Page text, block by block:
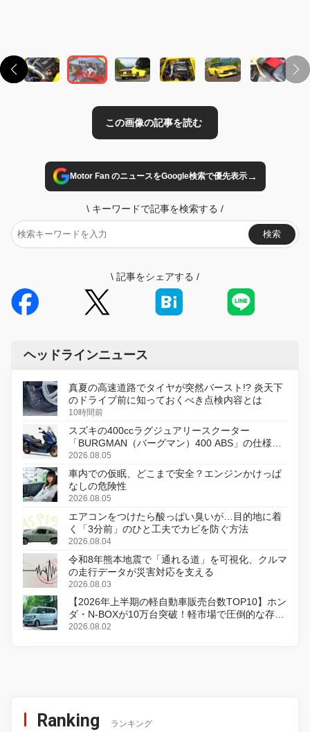
Motor Fan のニュースをGoogle検索で優先表示→
\ キーワードで記事を検索する /
検索
\ 記事をシェアする /
ヘッドラインニュース
真夏の高速道路でタイヤが突然バースト!? 炎天下
のドライブ前に知っておくべき点検内容とは
10時間前
スズキの400ccラグジュアリースクーター
「BURGMAN（バーグマン）400 ABS」の仕様を
変更し、8月18日に発売
2026.08.05
車内での仮眠、どこまで安全？エンジンかけっぱ
なしの危険性
2026.08.05
エアコンをつけたら酸っぱい臭いが…目的地に着
く「3分前」のひと工夫でカビを防ぐ方法
2026.08.04
令和8年熊本地震で「通れる道」を可視化、クルマ
の走行データが災害対応を支える
2026.08.03
【2026年上半期の軽自動車販売台数TOP10】ホン
ダ・N-BOXが10万台突破！軽市場で圧倒的な存在
感
2026.08.02
Ranking ランキング